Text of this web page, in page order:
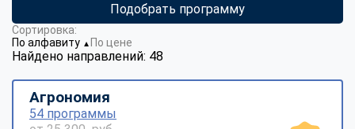
Подобрать программу
Найдено направлений: 48
Сортировка:
По алфавиту ▼ По цене
Агрономия
54 программы